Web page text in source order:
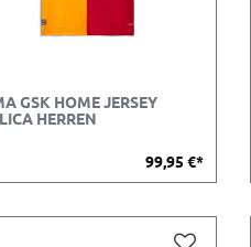
GSK HOME JERSEY
HERREN
99,95 €*